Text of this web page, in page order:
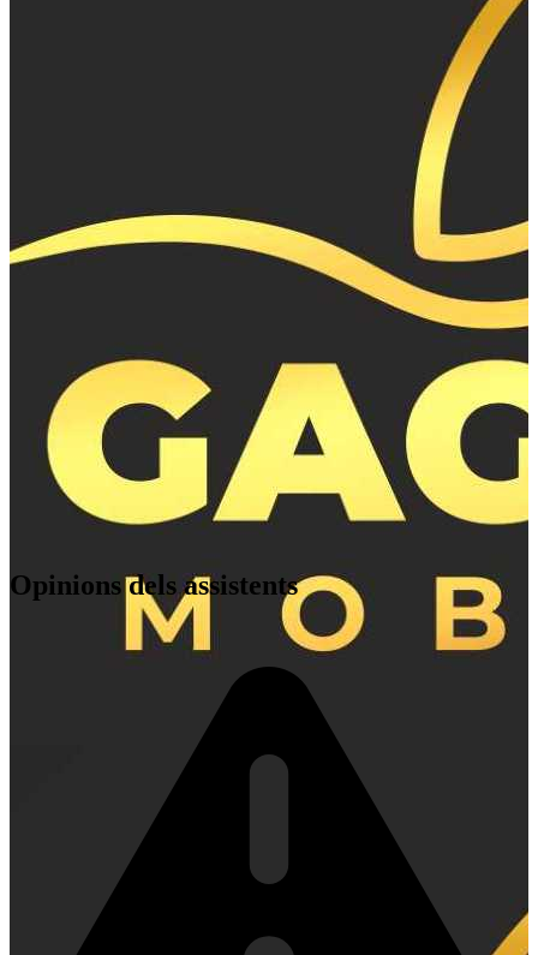
Atal Nagar-Nava Raipur
Opinions dels assistents